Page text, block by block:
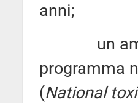
anni;
un ampio
programma
(National